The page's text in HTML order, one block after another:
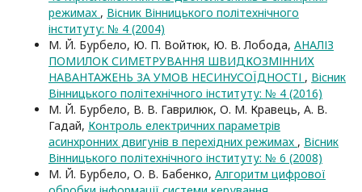
режимах , Вісник Вінницького політехнічного
інституту: № 4 (2004)
М. Й. Бурбело, Ю. П. Войтюк, Ю. В. Лобода, АНАЛІЗ
ПОМИЛОК СИМЕТРУВАННЯ ШВИДКОЗМІННИХ
НАВАНТАЖЕНЬ ЗА УМОВ НЕСИНУСОЇДНОСТІ , Вісник
Вінницького політехнічного інституту: № 4 (2016)
М. Й. Бурбело, В. В. Гаврилюк, О. М. Кравець, А. В.
Гадай, Контроль електричних параметрів
асинхронних двигунів в перехідних режимах , Вісник
Вінницького політехнічного інституту: № 6 (2008)
М. Й. Бурбело, О. В. Бабенко, Алгоритм цифрової